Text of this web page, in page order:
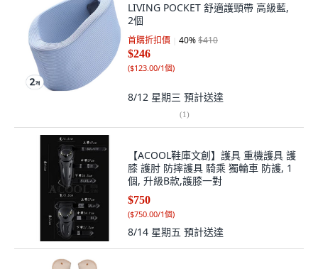
LIVING POCKET 舒適護頸帶 高級藍,
2個
首購折扣價 40%$410
$246
($123.00/1個)
8/12 星期三 預計送達
(1)
【ACOOL鞋庫文創】護具 重機護具 護
膝 護肘 防摔護具 騎乘 獨輪車 防護, 1
個, 升級B款,護膝一對
$750
($750.00/1個)
8/14 星期五 預計送達